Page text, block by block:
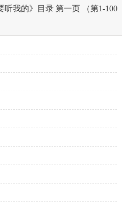
听我的》目录 第一页 （第1-100